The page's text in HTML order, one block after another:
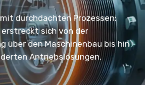
durchdachten Prozessen:
sich von der
über den Maschinenbau bis hin
Antriebslösungen.